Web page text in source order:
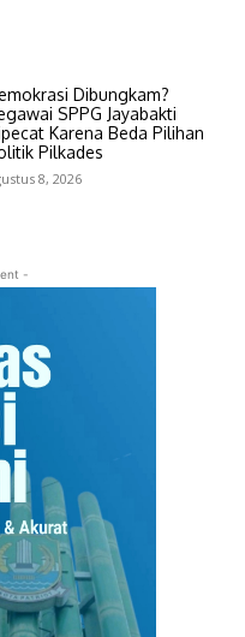
Dibungkam?
SPPG Jayabakti
Karena Beda Pilihan
Pilkades
8, 2026
-